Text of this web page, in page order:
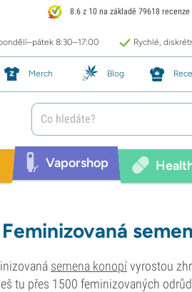
8.6 z 10 na základě 79618 recenze
8:30–17:00 Rychlé,
Merch Blog
Vaporshop
Feminizovaná
semena konopívyrostou
tu přes 1500 feminizovaných